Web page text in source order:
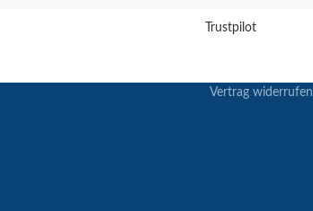
Trustpilot
Vertrag widerrufen